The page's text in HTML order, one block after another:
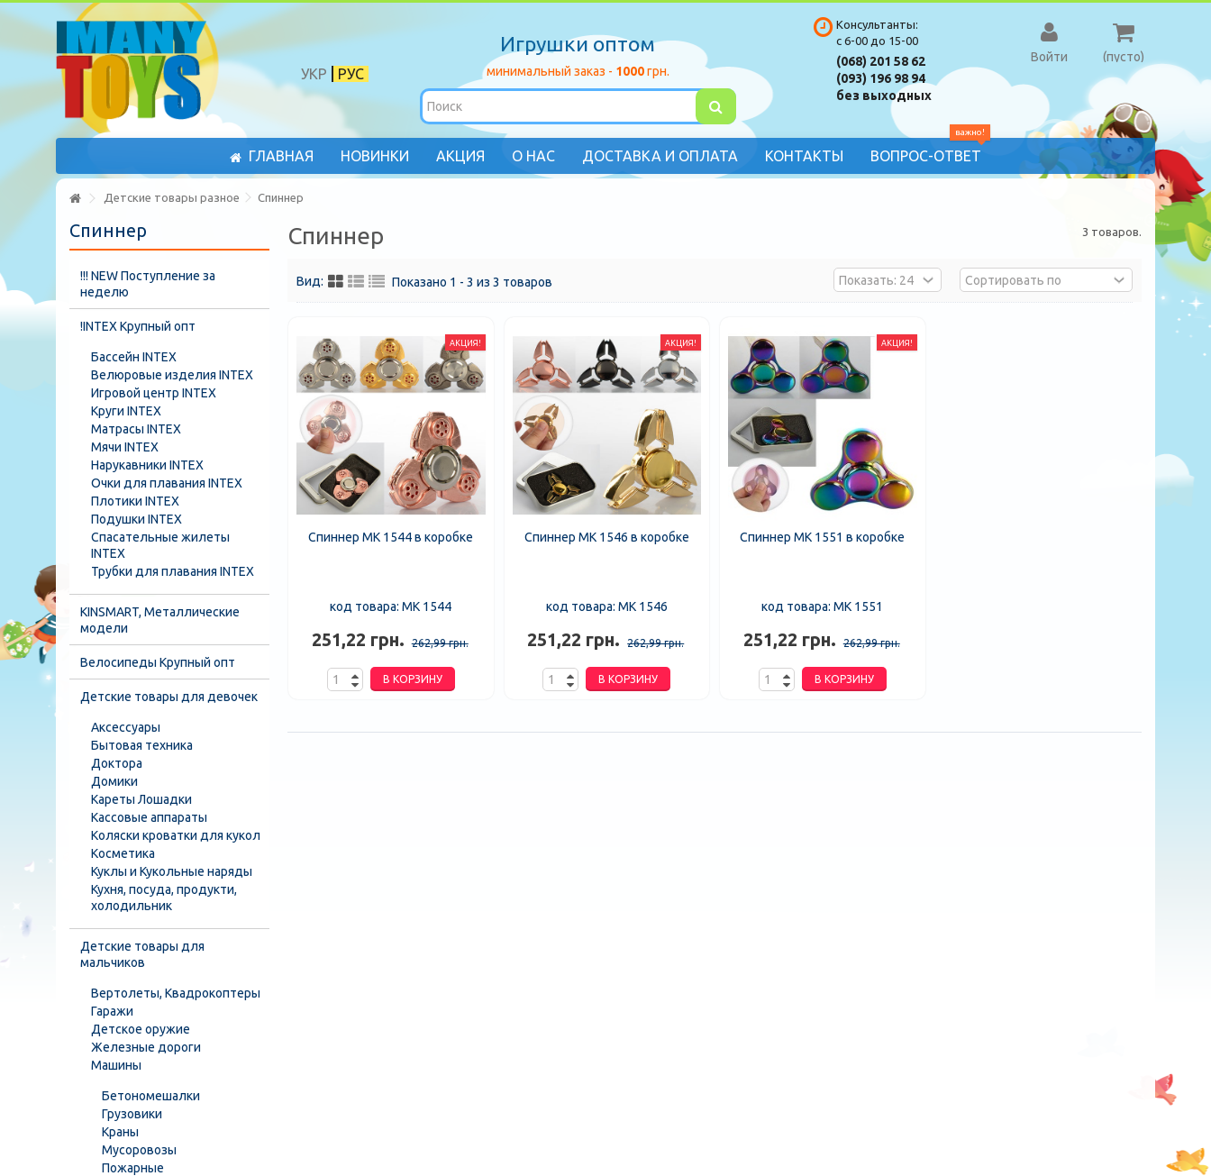
РУС
УКР
Игрушки оптом
минимальный заказ - 1000грн.
(пусто)
Войти
Консультанты:
с 6-00 до 15-00
(068) 201 58 62
(093) 196 98 94
без выходных
ГЛАВНАЯ НОВИНКИ АКЦИЯ О НАС ДОСТАВКА И ОПЛАТА КОНТАКТЫ ВОПРОС-ОТВЕТ
важно!
Детские товары разное Спиннер
Спиннер 3 товаров.
Вид: Показано 1 - 3 из 3 товаров
АКЦИЯ!
Спиннер MK 1544 в коробке
код товара: MK 1544
251,22 грн. 262,99 грн.
В КОРЗИНУ
АКЦИЯ!
Спиннер MK 1546 в коробке
код товара: MK 1546
251,22 грн. 262,99 грн.
В КОРЗИНУ
АКЦИЯ!
Спиннер MK 1551 в коробке
код товара: MK 1551
251,22 грн. 262,99 грн.
В КОРЗИНУ
Спиннер
!!! NEW Поступление за
неделю
!INTEX Крупный опт
Бассейн INTEX
Велюровые изделия INTEX
Игровой центр INTEX
Круги INTEX
Матрасы INTEX
Мячи INTEX
Нарукавники INTEX
Очки для плавания INTEX
Плотики INTEX
Подушки INTEX
Спасательные жилеты
INTEX
Трубки для плавания INTEX
KINSMART, Металлические
модели
Велосипеды Крупный опт
Детские товары для девочек
Аксессуары
Бытовая техника
Доктора
Домики
Кареты Лошадки
Кассовые аппараты
Коляски кроватки для кукол
Косметика
Куклы и Кукольные наряды
Кухня, посуда, продукти,
холодильник
Детские товары для
мальчиков
Вертолеты, Квадрокоптеры
Гаражи
Детское оружие
Железные дороги
Машины
Бетономешалки
Грузовики
Краны
Мусоровозы
Пожарные